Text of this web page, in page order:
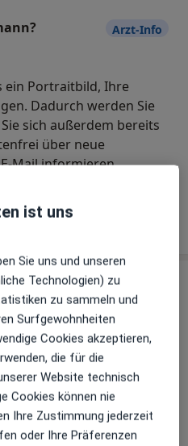
Arzt-Info
ein Portraitbild, Ihre
Dadurch werden Sie
sich außerdem bereits
über neue
Mail informieren.
anmelden
und Dr.med. Stefanie
Erbach
Maps
öffnet in einer neuen
ist uns
Sie uns und unseren
Technologien) zu
zu sammeln und
Surfgewohnheiten
Cookies akzeptieren,
die für die
Website technisch
Cookies können nie
Ihre Zustimmung jederzeit
oder Ihre Präferenzen